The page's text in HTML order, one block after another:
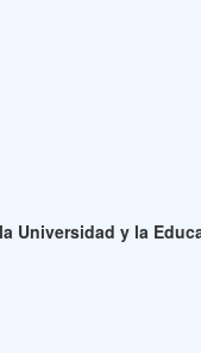
Universidad y la